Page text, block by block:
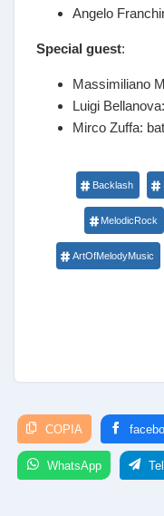
Angelo
Special guest:
Massimiliano
Luigi
Mirco Zuffa:
Backlash
MelodicRock
ArtOfMelodyMusic
COPIA
WhatsApp